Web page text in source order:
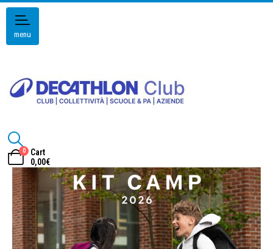
menu
0
Cart
0,00€